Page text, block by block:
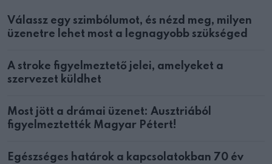
Válassz egy szimbólumot, és nézd meg, milyen
üzenetre lehet most a legnagyobb szükséged
A stroke figyelmeztető jelei, amelyeket a
szervezet küldhet
Most jött a drámai üzenet: Ausztriából
figyelmeztették Magyar Pétert!
Egészséges határok a kapcsolatokban 70 év